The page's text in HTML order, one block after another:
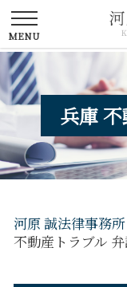
兵庫
河原 誠法律事務所
不動産トラブル